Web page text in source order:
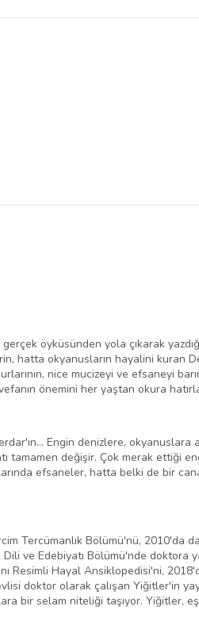
Ürünlerini Görüntüle
öyküsünden yola çıkarak yazdığı
hatta okyanusların hayalini kuran
nice mucizeyi ve efsaneyi
önemini her yaştan okura
Engin denizlere, okyanuslara
tamamen değişir. Çok merak ettiği
efsaneler, hatta belki de bir
Tercümanlık Bölümü'nü, 2010'da
ve Edebiyatı Bölümü'nde doktora
Resimli Hayal Ansiklopedisi'ni,
doktor olarak çalışan Yiğitler'in
bir selam niteliği taşıyor. Yiğitler,